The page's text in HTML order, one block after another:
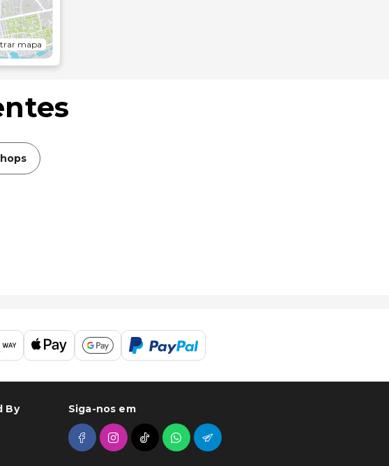
mapa
By Siga-nos em